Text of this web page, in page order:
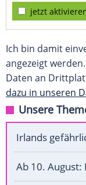
jetzt
Ich bin damit
angezeigt
Daten an
dazu in unseren
Unsere
Irlands
Ab 10. August: